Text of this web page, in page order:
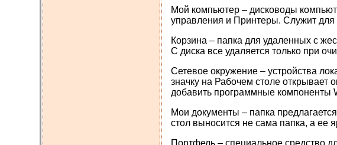
Мой компьютер – дисководы
управления и Принтеры. Служит
Корзина – папка для удаленных с
С диска все удаляется только при
Сетевое окружение – устройства
значку на Рабочем столе открывает
добавить программные компоненты
Мои документы – папка
стол выносится не сама папка, а ее